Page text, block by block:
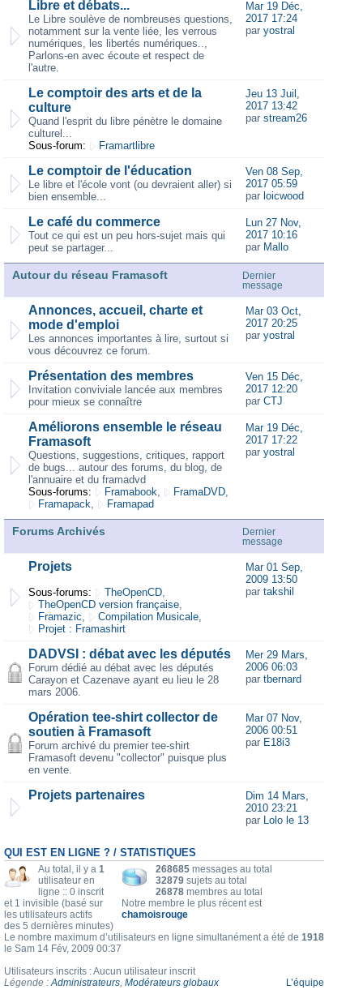
Libre et débats...
Le Libre soulève de nombreuses questions,
notamment sur la vente liée, les verrous
numériques, les libertés numériques..,
Parlons-en avec écoute et respect de
l'autre.
Mar 19 Déc,
2017 17:24
par yostral
Le comptoir des arts et de la
culture
Quand l'esprit du libre pénètre le domaine
culturel...
Sous-forum:
Framartlibre
Jeu 13 Juil,
2017 13:42
par stream26
Le comptoir de l'éducation
Le libre et l'école vont (ou devraient aller) si
bien ensemble...
Ven 08 Sep,
2017 05:59
par loicwood
Le café du commerce
Tout ce qui est un peu hors-sujet mais qui
peut se partager...
Lun 27 Nov,
2017 10:16
par Mallo
Autour du réseau Framasoft
Dernier
message
Annonces, accueil, charte et
mode d'emploi
Les annonces importantes à lire, surtout si
vous découvrez ce forum.
Mar 03 Oct,
2017 20:25
par yostral
Présentation des membres
Invitation conviviale lancée aux membres
pour mieux se connaître
Ven 15 Déc,
2017 12:20
par CTJ
Améliorons ensemble le réseau
Framasoft
Questions, suggestions, critiques, rapport
de bugs... autour des forums, du blog, de
l'annuaire et du framadvd
Sous-forums:
Framabook, FramaDVD,
Framapack, Framapad
Mar 19 Déc,
2017 17:22
par yostral
Forums Archivés
Dernier
message
Projets
Sous-forums: TheOpenCD,
TheOpenCD version française,
Framazic, Compilation Musicale,
Projet : Framashirt
Mar 01 Sep,
2009 13:50
par takshil
DADVSI : débat avec les députés
Forum dédié au débat avec les députés
Carayon et Cazenave ayant eu lieu le 28
mars 2006.
Mer 29 Mars,
2006 06:03
par tbernard
Opération tee-shirt collector de
soutien à Framasoft
Forum archivé du premier tee-shirt
Framasoft devenu "collector" puisque plus
en vente.
Mar 07 Nov,
2006 00:51
par E18i3
Projets partenaires
Dim 14 Mars,
2010 23:21
par Lolo le 13
QUI EST EN LIGNE ? / STATISTIQUES
268685 messages au total
32879 sujets au total
26878 membres au total
Notre membre le plus récent est
chamoisrouge
Au total, il y a 1
utilisateur en
ligne :: 0 inscrit
et 1 invisible (basé sur
les utilisateurs actifs
des 5 dernières minutes)
Le nombre maximum d’utilisateurs en ligne simultanément a été de 1918
le Sam 14 Fév, 2009 00:37
Utilisateurs inscrits : Aucun utilisateur inscrit
Légende :Administrateurs, Modérateurs globaux L’équipe